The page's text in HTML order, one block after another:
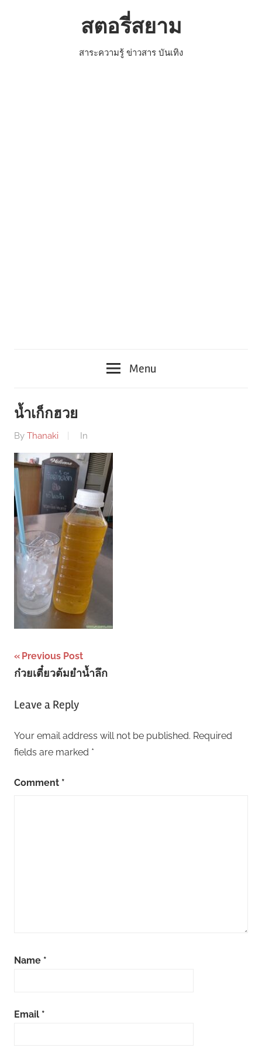
สตอรี่สยาม
สาระความรู้ ข่าวสาร บันเทิง
Menu
น้ำเก็กฮวย
By Thanaki In
Post
navigation
Previous Post
ก๋วยเตี๋ยวต้มยำน้ำลึก
Leave a Reply
Your email address will not be published. Required
fields are marked *
Comment *
Name *
Email *